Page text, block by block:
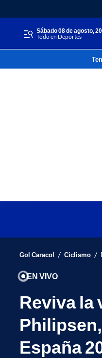
sábado 08 de agosto,
Todo en Deportes
Gol Caracol / Ciclismo /
EN VIVO
Reviva la
España